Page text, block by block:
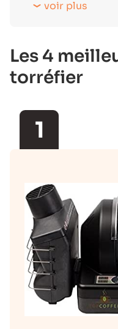
voir plus
Les 4
torréfier
1